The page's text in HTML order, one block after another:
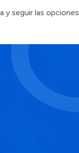
y seguir las opciones